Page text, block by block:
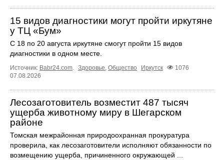
15 видов диагностики могут пройти иркутяне
у ТЦ «Бум»
С 18 по 20 августа иркутяне смогут пройти 15 видов
диагностики в одном месте.
Источник: Babr24.com. Здоровье, Общество Иркутск
1076
07.08.2026
Лесозаготовитель возместит 487 тысяч
ущерба животному миру в Шегарском
районе
Томская межрайонная природоохранная прокуратура
проверила, как лесозаготовители исполняют обязанности по
возмещению ущерба, причиненного окружающей ...